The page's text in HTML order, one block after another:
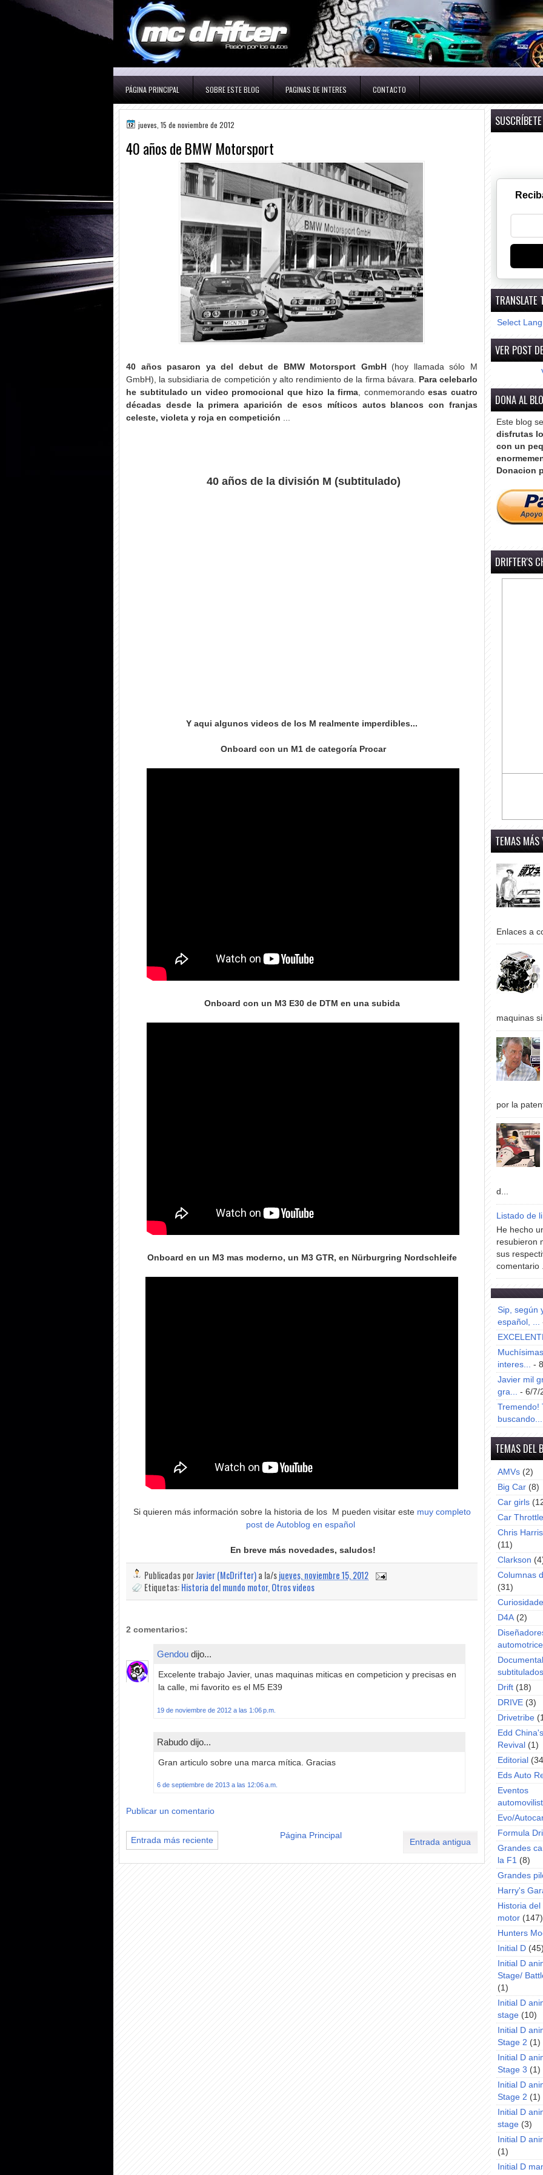
PÁGINA PRINCIPAL SOBRE ESTE BLOG PAGINAS DE INTERES CONTACTO
jueves, 15 de noviembre de 2012
40 años de BMW Motorsport
40 años pasaron ya del debut de BMW Motorsport GmbH
(hoy llamada sólo M
GmbH), la subsidiaria de competición y alto rendimiento de la firma bávara.
Para celebarlo
he subtitulado un video promocional que hizo la firma , conmemorandoesas cuatro
décadas desde la primera aparición de esos míticos autos blancos con franjas
celeste, violeta y roja en competición
40 años de la división M (subtitulado)
Y aqui algunos videos de los M realmente imperdibles...
Onboard con un M1 de categoría Procar
Onboard con un M3 E30 de DTM en una subida
Onboard en un M3 mas moderno, un M3 GTR, en Nürburgring Nordschleife
Si quieren más información sobre la historia de los M pueden visitar este muy completo
post de Autoblog en español
En breve más novedades, saludos!
Publicadas porJavier (McDrifter)a la/sjueves, noviembre 15, 2012
Etiquetas:Historia del mundo motor,Otros videos
2 comentarios:
Gendou dijo...
Excelente trabajo Javier, unas maquinas miticas en competicion y precisas en
la calle, mi favorito es el M5 E39
19 de noviembre de 2012 a las 1:06 p.m.
Rabudo dijo...
Gran articulo sobre una marca mítica. Gracias
6 de septiembre de 2013 a las 12:06 a.m.
Publicar un comentario
Entrada más reciente Entrada antigua
Página Principal
TRANSLATE
Select
VER POST
DONA AL
Este blog
disfrutas
con un
Donacion
DRIFTER'S
TEMAS MÁS
Enlaces a
maquinas
por la
d...
Listado de
He hecho
resubieron
sus
comentario
Sip, según
español, ...
interes... -
Javier mil
gra... - 6/7/
Tremendo!
buscando...
TEMAS DEL
AMVs (2)
Big Car (8)
Car girls
Car Throttle
Chris
(11)
Clarkson
Columnas
(31)
D4A (2)
subtitulados
Drift (18)
DRIVE (3)
Drivetribe
Edd
Revival (1)
Editorial
Eds Auto
Eventos
Evo/
Formula
Grandes
la F1 (8)
Grandes
Harry's
Historia
motor (147)
Hunters
Initial D
Initial D
Stage/
(1)
Initial D
stage (10)
Initial D
Stage 2 (1)
Initial D
Stage 3 (1)
Initial D
Stage 2 (1)
Initial D
stage (3)
Initial D
(1)
Initial D